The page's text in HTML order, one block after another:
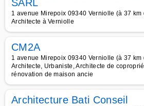
SARL
1 avenue Mirepoix 09340 Verniolle (à 37 km
Architecte à Verniolle
CM2A
1 avenue Mirepoix 09340 Verniolle (à 37 km
Architecte, Urbaniste, Architecte de
rénovation de maison ancie
Architecture Bati Conseil